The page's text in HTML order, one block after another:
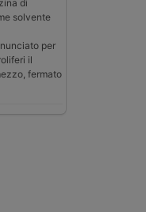
di
solvente
per
il
fermato